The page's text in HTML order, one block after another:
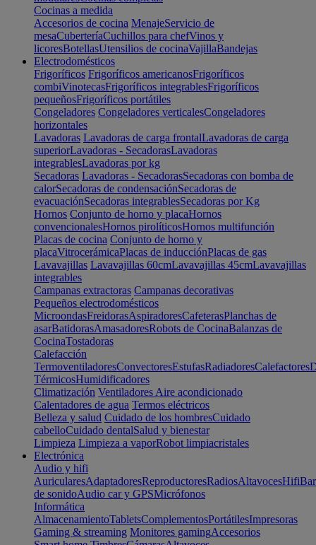
Cocinas a medida
Accesorios de cocina MenajeServicio de
mesaCuberteríaCuchillos para chefVinos y
licoresBotellasUtensilios de cocinaVajillaBandejas
Electrodomésticos
Frigoríficos Frigoríficos americanosFrigoríficos
combiVinotecasFrigoríficos integrablesFrigoríficos
pequeñosFrigoríficos portátiles
Congeladores Congeladores verticalesCongeladores
horizontales
Lavadoras Lavadoras de carga frontalLavadoras de carga
superiorLavadoras - SecadorasLavadoras
integrablesLavadoras por kg
Secadoras Lavadoras - SecadorasSecadoras con bomba de
calorSecadoras de condensaciónSecadoras de
evacuaciónSecadoras integrablesSecadoras por Kg
Hornos Conjunto de horno y placaHornos
convencionalesHornos pirolíticosHornos multifunción
Placas de cocina Conjunto de horno y
placaVitrocerámicaPlacas de inducciónPlacas de gas
Lavavajillas Lavavajillas 60cmLavavajillas 45cmLavavajillas
integrables
Campanas extractoras Campanas decorativas
Pequeños electrodomésticos
MicroondasFreidorasAspiradoresCafeterasPlanchas de
asarBatidorasAmasadoresRobots de CocinaBalanzas de
CocinaTostadoras
Calefacción
TermoventiladoresConvectoresEstufasRadiadoresCalefactores
TérmicosHumidificadores
Climatización Ventiladores Aire acondicionado
Calentadores de agua Termos eléctricos
Belleza y salud Cuidado de los hombresCuidado
cabelloCuidado dentalSalud y bienestar
Limpieza Limpieza a vaporRobot limpiacristales
Electrónica
Audio y hifi
AuricularesAdaptadoresReproductoresRadiosAltavocesHifi
de sonidoAudio car y GPSMicrófonos
Informática
AlmacenamientoTabletsComplementosPortátilesImpresoras
Gaming & streaming Monitores gamingAccesorios